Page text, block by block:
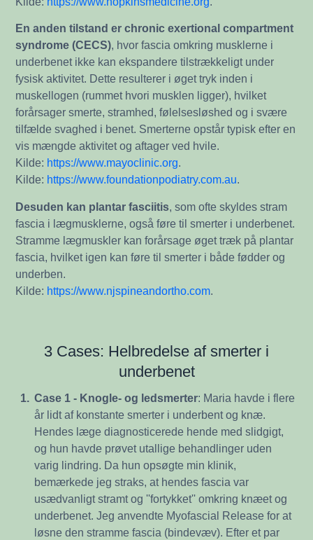
En anden tilstand er chronic exertional compartment
syndrome (CECS), hvor fascia omkring musklerne i
underbenet ikke kan ekspandere tilstrækkeligt under
fysisk aktivitet. Dette resulterer i øget tryk inden i
muskellogen (rummet hvori musklen ligger), hvilket
forårsager smerte, stramhed, følelsesløshed og i svære
tilfælde svaghed i benet. Smerterne opstår typisk efter en
vis mængde aktivitet og aftager ved hvile.
Kilde: https://www.mayoclinic.org.
Kilde: https://www.foundationpodiatry.com.au.
Desuden kan plantar fasciitis, som ofte skyldes stram
fascia i lægmusklerne, også føre til smerter i underbenet.
Stramme lægmuskler kan forårsage øget træk på plantar
fascia, hvilket igen kan føre til smerter i både fødder og
underben.
Kilde: https://www.njspineandortho.com.
3 Cases: Helbredelse af smerter i
underbenet
1. Case 1 - Knogle- og ledsmerter: Maria havde i flere
år lidt af konstante smerter i underbent og knæ.
Hendes læge diagnosticerede hende med slidgigt,
og hun havde prøvet utallige behandlinger uden
varig lindring. Da hun opsøgte min klinik,
bemærkede jeg straks, at hendes fascia var
usædvanligt stramt og ''fortykket'' omkring knæet og
underbenet. Jeg anvendte Myofascial Release for at
løsne den stramme fascia (bindevæv). Efter et par